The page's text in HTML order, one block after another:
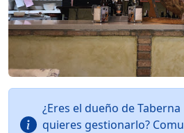
¿Eres el dueño de
quieres gestionarlo?